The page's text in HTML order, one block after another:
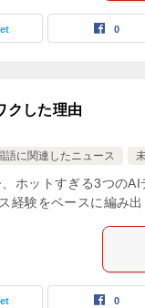
0
クした理由
語に関連したニュース
ホットすぎる3つのAI
経験をベースに編み
0